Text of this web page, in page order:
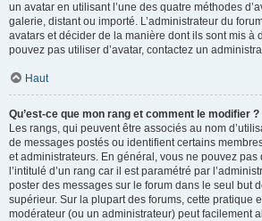
un avatar en utilisant l’une des quatre méthodes
galerie, distant ou importé. L’administrateur du
avatars et décider de la manière dont ils sont mis à
pouvez pas utiliser d’avatar, contactez un
Haut
Qu’est-ce que mon rang et comment le modifier ?
Les rangs, qui peuvent être associés au nom
de messages postés ou identifient certains
et administrateurs. En général, vous ne pouvez pas
l’intitulé d’un rang car il est paramétré par
poster des messages sur le forum dans le seul but
supérieur. Sur la plupart des forums, cette pratique
modérateur (ou un administrateur) peut facilement